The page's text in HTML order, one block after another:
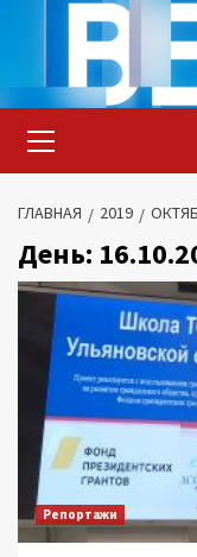
содержимому
меню
ГЛАВНАЯ 2019
День:
Репортажи